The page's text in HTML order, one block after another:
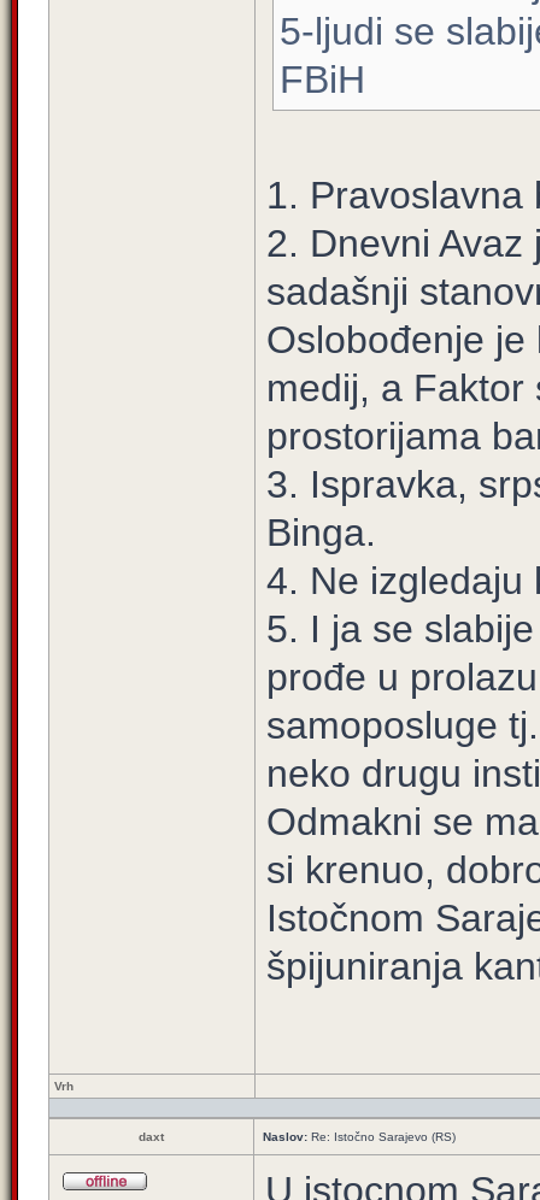
5-ljudi se
FBiH
1. Pravoslavna
2. Dnevni
sadašnji
Oslobođenje
medij, a Faktor
prostorijama
3. Ispravka,
Binga.
4. Ne
5. I ja se
prođe u
samoposluge
neko drugu
Odmakni se
si krenuo,
Istočnom
špijuniranja
Vrh
daxt Naslov: Re: Istočno Sarajevo (RS)
U istocnom